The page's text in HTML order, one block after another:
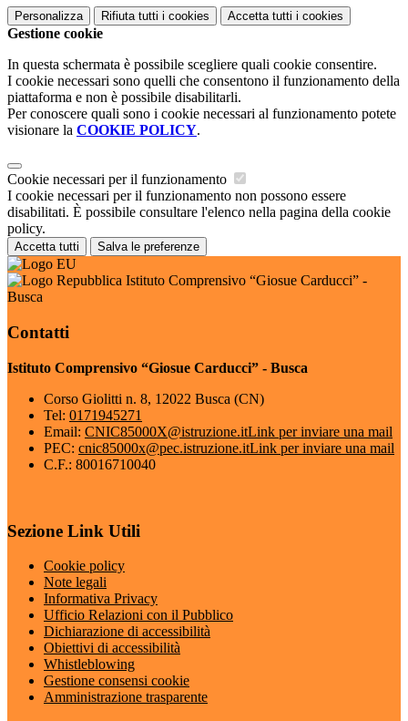
Personalizza Rifiuta tutti i cookies Accetta tutti i cookies
Gestione cookie
In questa schermata è possibile scegliere quali cookie consentire.
I cookie necessari sono quelli che consentono il funzionamento della
piattaforma e non è possibile disabilitarli.
Per conoscere quali sono i cookie necessari al funzionamento potete
visionare la COOKIE POLICY.
Cookie necessari per il funzionamento
I cookie necessari per il funzionamento non possono essere
disabilitati. È possibile consultare l'elenco nella pagina della cookie
policy.
Accetta tutti Salva le preferenze
Istituto Comprensivo “Giosue Carducci” -
Busca
Contatti
Istituto Comprensivo “Giosue Carducci” - Busca
Corso Giolitti n. 8, 12022 Busca (CN)
Tel: 0171945271
Email: CNIC85000X@istruzione.itLink per inviare una mail
PEC: cnic85000x@pec.istruzione.itLink per inviare una mail
C.F.: 80016710040
Sezione Link Utili
Cookie policy
Note legali
Informativa Privacy
Ufficio Relazioni con il Pubblico
Dichiarazione di accessibilità
Obiettivi di accessibilità
Whistleblowing
Gestione consensi cookie
Amministrazione trasparente